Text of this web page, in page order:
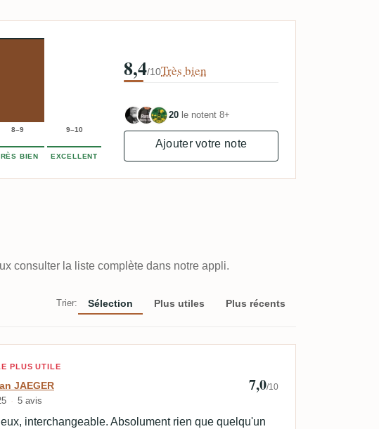
8–9 9–10
BIEN EXCELLENT
8,4/10Très bien
20 le notent 8+
Ajouter votre note
consulter la liste complète dans notre appli.
Trier: Sélection Plus utiles Plus récents
JAEGER
PLUS UTILE
JAEGER
5 avis
7,0/10
interchangeable. Absolument rien que quelqu'un